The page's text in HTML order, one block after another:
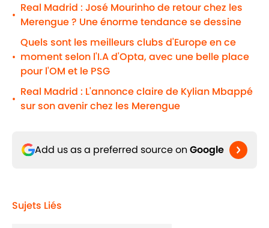
•
Real Madrid : José Mourinho de retour chez les
Merengue ? Une énorme tendance se dessine
•
Quels sont les meilleurs clubs d'Europe en ce
moment selon l'I.A d'Opta, avec une belle place
pour l'OM et le PSG
•
Real Madrid : L'annonce claire de Kylian Mbappé
sur son avenir chez les Merengue
Add us as a preferred source on Google
Sujets Liés